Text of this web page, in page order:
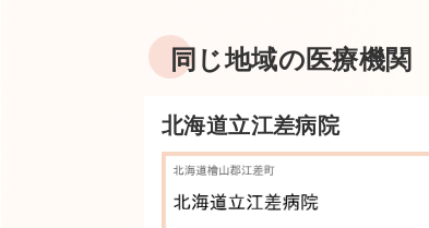
同じ地域の医療機関
北海道立江差病院